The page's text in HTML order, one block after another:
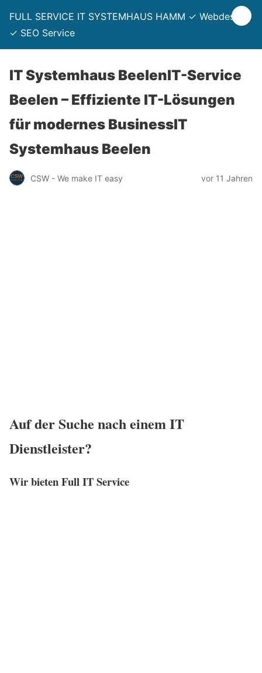
FULL SERVICE IT SYSTEMHAUS HAMM ✓ Webdesign
✓ SEO Service
IT Systemhaus BeelenIT-Service
Beelen – Effiziente IT-Lösungen
für modernes BusinessIT
Systemhaus Beelen
CSW - We make IT easy vor 11 Jahren
Auf der Suche nach einem IT
Dienstleister?
Wir bieten Full IT Service